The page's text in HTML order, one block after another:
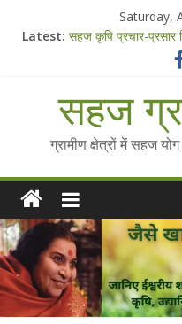
Saturday,
Latest: सहज कृषि प्रचार-प्रसार
Standee Designs
Chalo Gaon Ki Or
Collected Talks on
सहज
ग्रामीण क्षेत्रों में सहज